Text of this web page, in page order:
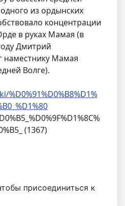
из ордынских
концентрации
в руках Мамая (в
Дмитрий
наместнику Мамая
Волге).
(1367)
присоединиться к